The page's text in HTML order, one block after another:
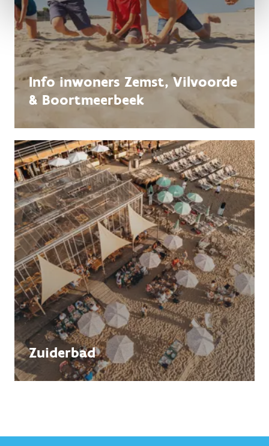
Info inwoners Zemst, Vilvoorde
& Boortmeerbeek
Zuiderbad